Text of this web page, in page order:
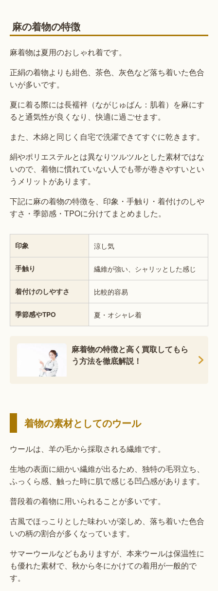
麻の着物の特徴
麻着物は夏用のおしゃれ着です。
正絹の着物よりも紺色、茶色、灰色など落ち着いた色合
いが多いです。
夏に着る際には長襦袢（ながじゅばん：肌着）を麻にす
ると通気性が良くなり、快適に過ごせます。
また、木綿と同じく自宅で洗濯できてすぐに乾きます。
絹やポリエステルとは異なりツルツルとした素材ではな
いので、着物に慣れていない人でも帯が巻きやすいとい
うメリットがあります。
下記に麻の着物の特徴を、印象・手触り・着付けのしや
すさ・季節感・TPOに分けてまとめました。
印象 涼し気
手触り 繊維が強い、シャリッとした感じ
着付けのしやすさ 比較的容易
季節感やTPO 夏・オシャレ着
麻着物の特徴と高く買取してもら
う方法を徹底解説！
着物の素材としてのウール
ウールは、羊の毛から採取される繊維です。
生地の表面に細かい繊維が出るため、独特の毛羽立ち、
ふっくら感、触った時に肌で感じる凹凸感があります。
普段着の着物に用いられることが多いです。
古風でほっこりとした味わいが楽しめ、落ち着いた色合
いの柄の割合が多くなっています。
サマーウールなどもありますが、本来ウールは保温性に
も優れた素材で、秋から冬にかけての着用が一般的で
す。